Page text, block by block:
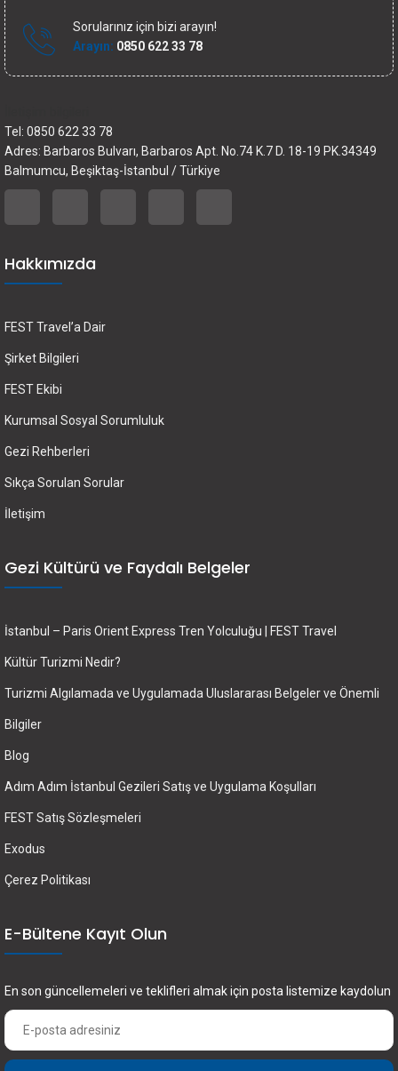
Sorularınız için bizi arayın!
Arayın: 0850 622 33 78
Tel: 0850 622 33 78
Adres: Barbaros Bulvarı, Barbaros Apt. No.74 K.7 D. 18-19 PK.34349
Balmumcu, Beşiktaş-İstanbul / Türkiye
Hakkımızda
FEST Travel’a Dair
Şirket Bilgileri
FEST Ekibi
Kurumsal Sosyal Sorumluluk
Gezi Rehberleri
Sıkça Sorulan Sorular
İletişim
Gezi Kültürü ve Faydalı Belgeler
İstanbul – Paris Orient Express Tren Yolculuğu | FEST Travel
Kültür Turizmi Nedir?
Turizmi Algılamada ve Uygulamada Uluslararası Belgeler ve Önemli
Bilgiler
Blog
Adım Adım İstanbul Gezileri Satış ve Uygulama Koşulları
FEST Satış Sözleşmeleri
Exodus
Çerez Politikası
E-Bültene Kayıt Olun
En son güncellemeleri ve teklifleri almak için posta listemize kaydolun